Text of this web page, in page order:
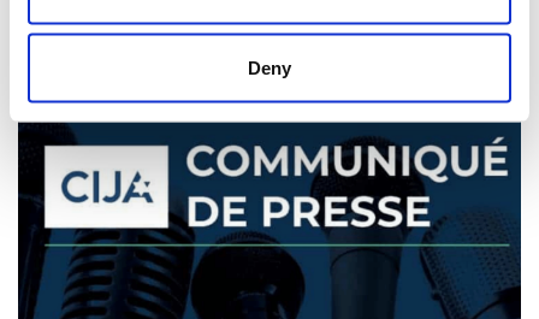
Deny
21 mars 2025